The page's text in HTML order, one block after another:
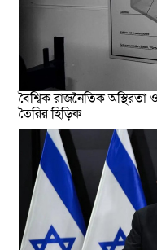
বৈশ্বিক রাজনৈতিক অস্থিরতা
তৈরির হিড়িক